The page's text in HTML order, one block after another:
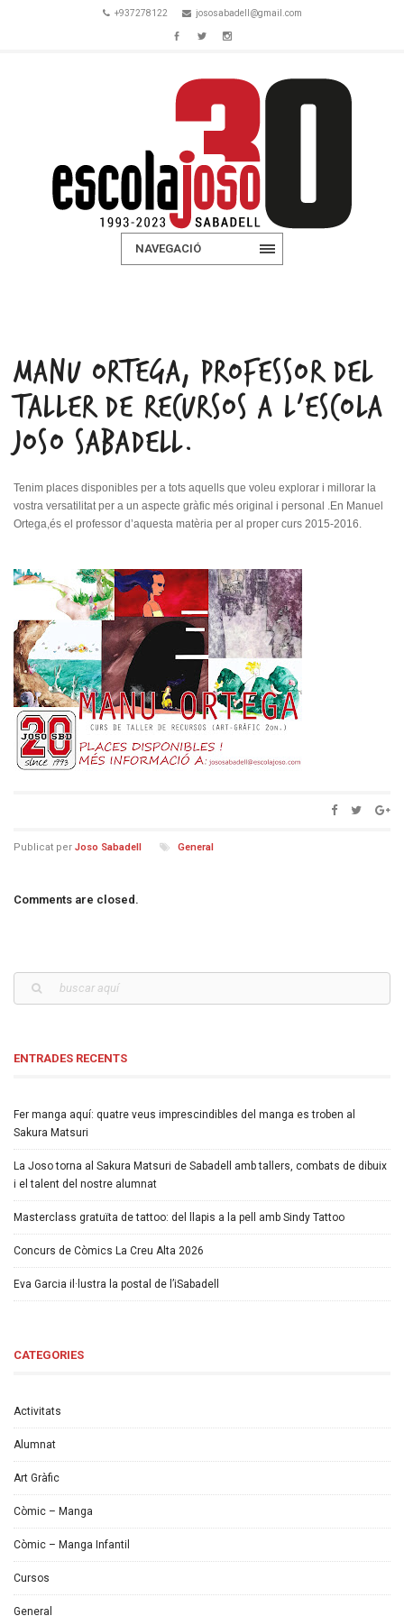
+937278122 jososabadell@gmail.com
NAVEGACIÓ
MANU ORTEGA, PROFESSOR DEL
TALLER DE RECURSOS A L’ESCOLA
JOSO SABADELL.
Tenim places disponibles per a tots aquells que voleu explorar i millorar la
vostra versatilitat per a un aspecte gràfic més original i personal .En Manuel
Ortega,és el professor d’aquesta matèria per al proper curs 2015-2016.
Publicat per Joso Sabadell General
Comments are closed.
ENTRADES RECENTS
Fer manga aquí: quatre veus imprescindibles del manga es troben al
Sakura Matsuri
La Joso torna al Sakura Matsuri de Sabadell amb tallers, combats de dibuix
i el talent del nostre alumnat
Masterclass gratuïta de tattoo: del llapis a la pell amb Sindy Tattoo
Concurs de Còmics La Creu Alta 2026
Eva Garcia il·lustra la postal de l’iSabadell
CATEGORIES
Activitats
Alumnat
Art Gràfic
Còmic – Manga
Còmic – Manga Infantil
Cursos
General